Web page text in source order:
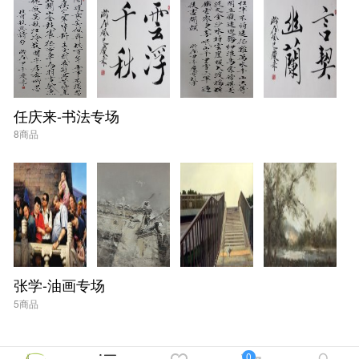
任庆来-书法专场
8商品
张学-油画专场
5商品
0